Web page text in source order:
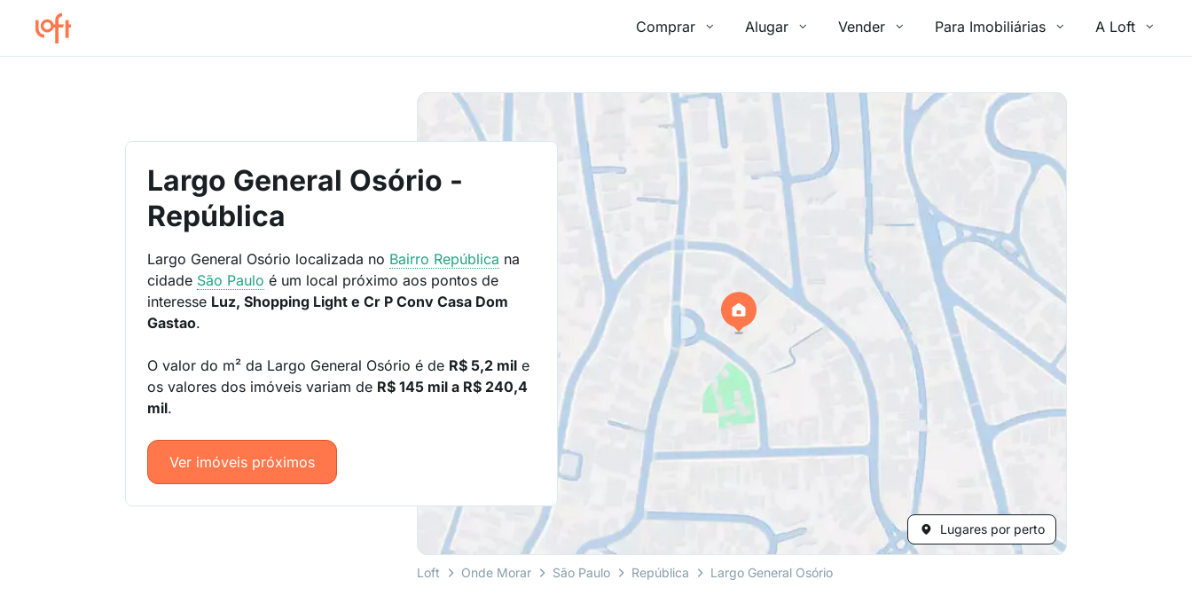
Comprar Alugar Vender Para Imobiliárias A Loft
Lugares por perto
Loft Onde Morar São Paulo República Largo General Osório
Largo General Osório -
República
Largo General Osório localizada no Bairro República na
cidade São Paulo é um local próximo aos pontos de
interesse Luz, Shopping Light e Cr P Conv Casa Dom
Gastao.
O valor do m² da Largo General Osório é de R$ 5,2 mil e
os valores dos imóveis variam de R$ 145 mil a R$ 240,4
mil.
Ver imóveis próximos